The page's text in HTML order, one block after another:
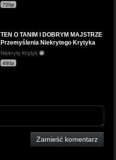
720p
TEN O TANIM I DOBRYM MAJSTRZE
Przemyślenia Niekrytego Krytyka
Niekryty Krytyk
480p
Zamieść komentarz